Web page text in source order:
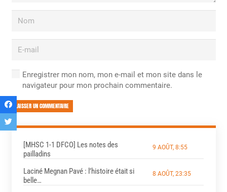
Enregistrer mon nom, mon e-mail et mon site dans le
navigateur pour mon prochain commentaire.
LAISSER UN COMMENTAIRE
[MHSC 1-1 DFCO] Les notes des
pailladins
9 AOÛT, 8:55
Laciné Megnan Pavé : l’histoire était si
belle…
8 AOÛT, 23:35